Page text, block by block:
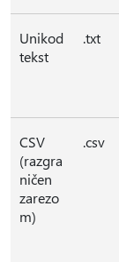
Unikod
tekst
.txt
CSV
(razgra
ničen
zarezo
m)
.csv